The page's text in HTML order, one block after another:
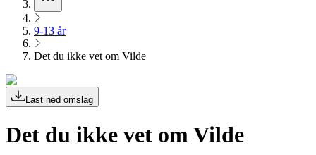
9-13 år
Det du ikke vet om Vilde
Last ned omslag
Det du ikke vet om Vilde